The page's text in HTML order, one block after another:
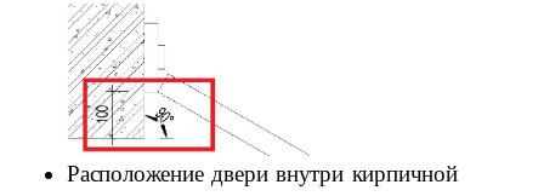
Расположение двери внутри кирпичной